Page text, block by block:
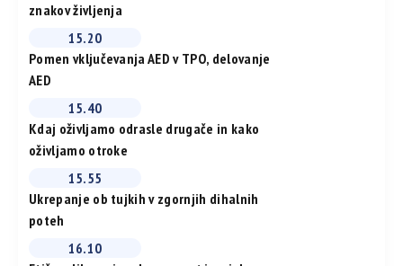
znakov življenja
15.20
Pomen vključevanja AED v TPO, delovanje
AED
15.40
Kdaj oživljamo odrasle drugače in kako
oživljamo otroke
15.55
Ukrepanje ob tujkih v zgornjih dihalnih
poteh
16.10